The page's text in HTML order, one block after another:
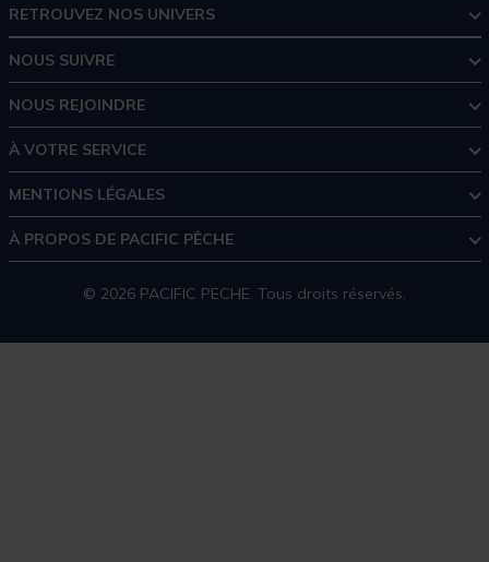
RETROUVEZ NOS UNIVERS
NOUS SUIVRE
NOUS REJOINDRE
À VOTRE SERVICE
MENTIONS LÉGALES
À PROPOS DE PACIFIC PÊCHE
© 2026 PACIFIC PECHE. Tous droits réservés.